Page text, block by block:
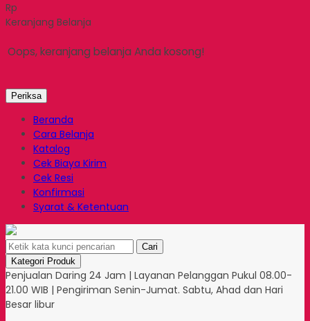
Rp
Keranjang Belanja
Oops, keranjang belanja Anda kosong!
Periksa
Beranda
Cara Belanja
Katalog
Cek Biaya Kirim
Cek Resi
Konfirmasi
Syarat & Ketentuan
Cari
Kategori Produk
Penjualan Daring 24 Jam | Layanan Pelanggan Pukul 08.00-
21.00 WIB | Pengiriman Senin-Jumat. Sabtu, Ahad dan Hari
Besar libur